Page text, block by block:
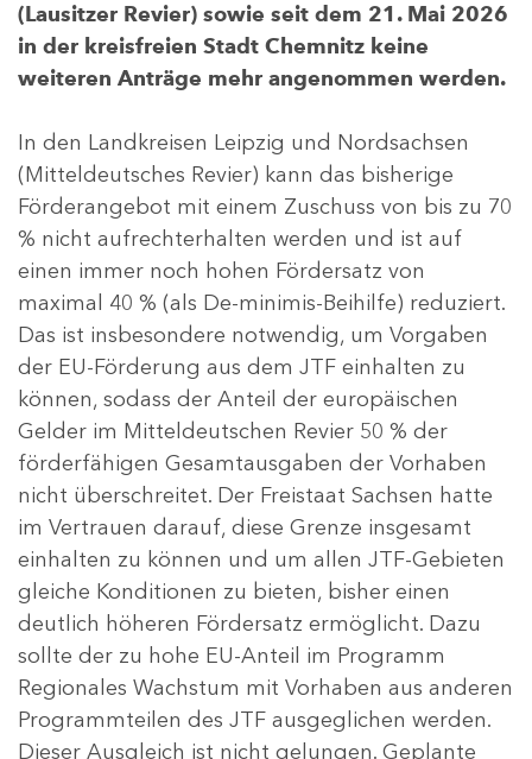
(Lausitzer Revier) sowie seit dem 21. Mai 2026
in der kreisfreien Stadt Chemnitz keine
weiteren Anträge mehr angenommen werden.
In den Landkreisen Leipzig und Nordsachsen
(Mitteldeutsches Revier) kann das bisherige
Förderangebot mit einem Zuschuss von bis zu 70
% nicht aufrechterhalten werden und ist auf
einen immer noch hohen Fördersatz von
maximal 40 % (als De-minimis-Beihilfe) reduziert.
Das ist insbesondere notwendig, um Vorgaben
der EU-Förderung aus dem JTF einhalten zu
können, sodass der Anteil der europäischen
Gelder im Mitteldeutschen Revier 50 % der
förderfähigen Gesamtausgaben der Vorhaben
nicht überschreitet. Der Freistaat Sachsen hatte
im Vertrauen darauf, diese Grenze insgesamt
einhalten zu können und um allen JTF-Gebieten
gleiche Konditionen zu bieten, bisher einen
deutlich höheren Fördersatz ermöglicht. Dazu
sollte der zu hohe EU-Anteil im Programm
Regionales Wachstum mit Vorhaben aus anderen
Programmteilen des JTF ausgeglichen werden.
Dieser Ausgleich ist nicht gelungen. Geplante